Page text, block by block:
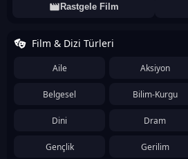
Rastgele Film
Film & Dizi Türleri
Aile Aksiyon
Belgesel Bilim-Kurgu
Dini Dram
Gençlik Gerilim